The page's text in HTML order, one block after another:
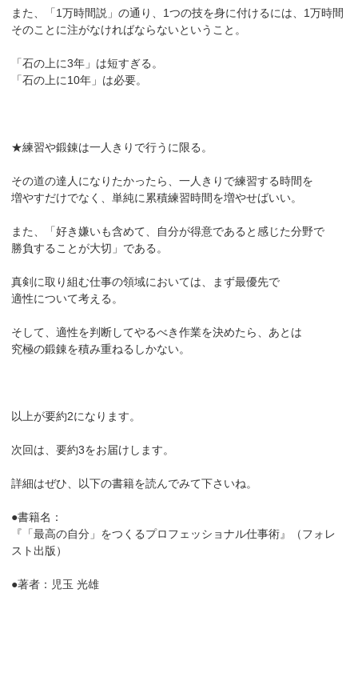
また、「1万時間説」の通り、1つの技を身に付けるには、1万時間
そのことに注がなければならないということ。
「石の上に3年」は短すぎる。
「石の上に10年」は必要。
★練習や鍛錬は一人きりで行うに限る。
その道の達人になりたかったら、一人きりで練習する時間を
増やすだけでなく、単純に累積練習時間を増やせばいい。
また、「好き嫌いも含めて、自分が得意であると感じた分野で
勝負することが大切」である。
真剣に取り組む仕事の領域においては、まず最優先で
適性について考える。
そして、適性を判断してやるべき作業を決めたら、あとは
究極の鍛錬を積み重ねるしかない。
以上が要約2になります。
次回は、要約3をお届けします。
詳細はぜひ、以下の書籍を読んでみて下さいね。
●書籍名：
『「最高の自分」をつくるプロフェッショナル仕事術』（フォレ
スト出版）
●著者：児玉 光雄